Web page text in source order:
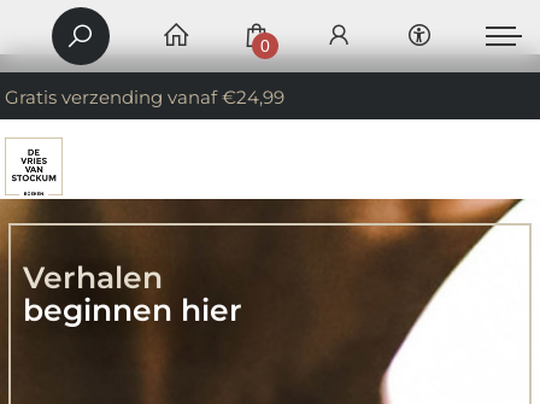
Gratis verzending vanaf €24,99
0
Verhalen
beginnen hier